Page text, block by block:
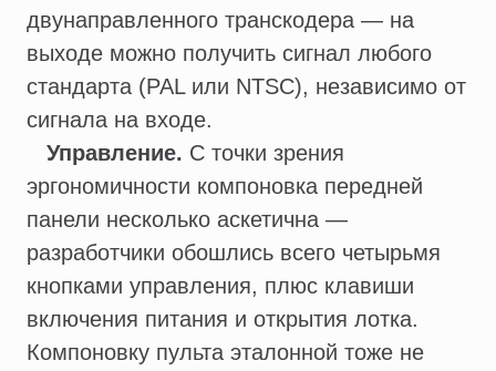
двунаправленного транскодера — на
выходе можно получить сигнал любого
стандарта (PAL или NTSC), независимо от
сигнала на входе.
Управление. С точки зрения
эргономичности компоновка передней
панели несколько аскетична —
разработчики обошлись всего четырьмя
кнопками управления, плюс клавиши
включения питания и открытия лотка.
Компоновку пульта эталонной тоже не